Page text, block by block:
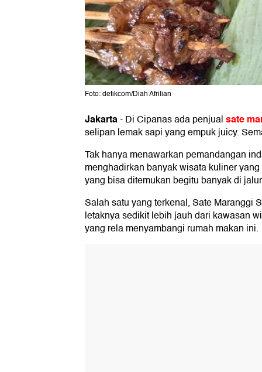
Foto: detikcom/Diah Afrilian
Jakarta-Di Cipanas ada penjualsate
selipan lemak sapi yang empuk juicy.
Tak hanya menawarkan pemandangan
menghadirkan banyak wisata kuliner
yang bisa ditemukan begitu banyak di
Salah satu yang terkenal, Sate Maranggi
letaknya sedikit lebih jauh dari kawasan
yang rela menyambangi rumah makan ini.